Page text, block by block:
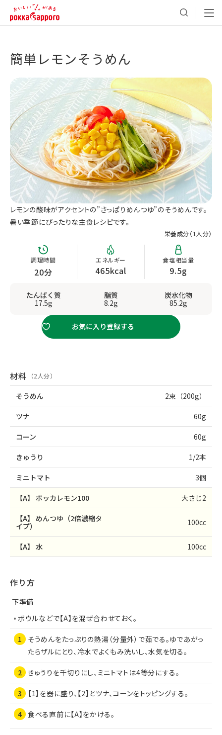
簡単レモンそうめん
レモンの酸味がアクセントの”さっぱりめんつゆ”のそうめんです。
暑い季節にぴったりな主食レシピです。
栄養成分（1人分）
調理時間
20分
エネルギー
465kcal
食塩相当量
9.5g
たんぱく質
17.5g
脂質
8.2g
炭水化物
85.2g
お気に入り登録する
材料 （2人分）
そうめん 2束（200g）
ツナ 60g
コーン 60g
きゅうり 1/2本
ミニトマト 3個
【A】 ポッカレモン100 大さじ2
【A】
めんつゆ（2倍濃縮タ
イプ）
100cc
【A】 水 100cc
作り方
下準備
ボウルなどで【A】を混ぜ合わせておく。
そうめんをたっぷりの熱湯（分量外）で茹でる。ゆであがっ
たらザルにとり、冷水でよくもみ洗いし、水気を切る。
きゅうりを千切りにし、ミニトマトは4等分にする。
【1】を器に盛り、【2】とツナ、コーンをトッピングする。
食べる直前に【A】をかける。